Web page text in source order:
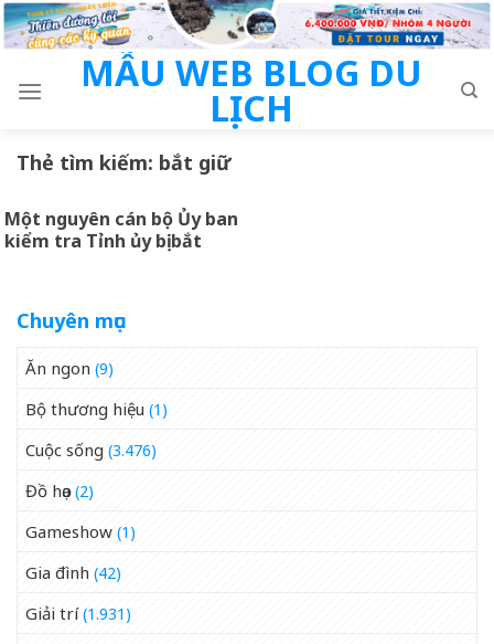
Skip
to
MẪU WEB BLOG DU
LỊCH
Thẻ tìm kiếm: bắt giữ
Một nguyên cán bộ Ủy ban
kiểm tra Tỉnh ủy bị bắt
Chuyên mục
Ăn ngon (9)
Bộ thương hiệu (1)
Cuộc sống (3.476)
Đồ họa(2)
Gameshow (1)
Gia đình (42)
Giải trí(1.931)